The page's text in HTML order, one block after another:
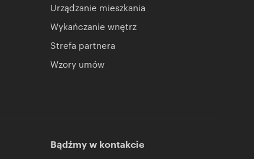
Urządzanie mieszkania
Wykańczanie wnętrz
Strefa partnera
Wzory umów
Bądźmy w kontakcie